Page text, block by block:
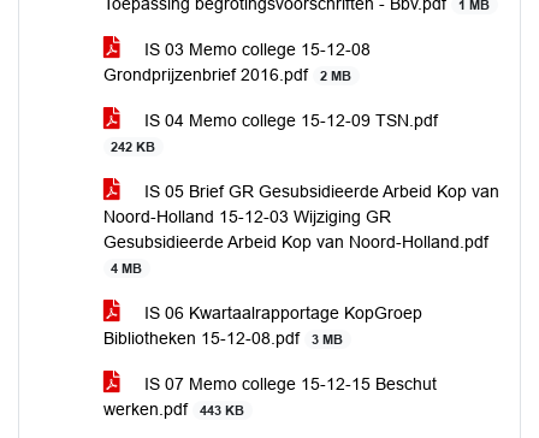
1 MB
IS 03 Memo college 15-12-08
Grondprijzenbrief 2016.pdf
2 MB
IS 04 Memo college 15-12-09 TSN.pdf
242 KB
IS 05 Brief GR Gesubsidieerde Arbeid Kop van
Noord-Holland 15-12-03 Wijziging GR
Gesubsidieerde Arbeid Kop van Noord-Holland.pdf
4 MB
IS 06 Kwartaalrapportage KopGroep
Bibliotheken 15-12-08.pdf
3 MB
IS 07 Memo college 15-12-15 Beschut
werken.pdf
443 KB